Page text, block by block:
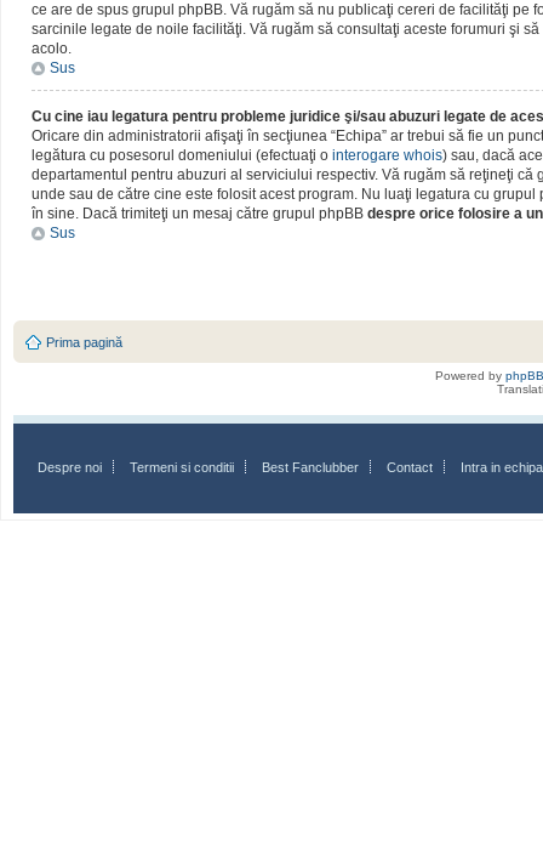
ce are de spus grupul phpBB. Vă rugăm să nu publicaţi cereri de facilităţi
sarcinile legate de noile facilităţi. Vă rugăm să consultaţi aceste forumuri şi
acolo.
Sus
Cu cine iau legatura pentru probleme juridice şi/sau abuzuri legate de
Oricare din administratorii afişaţi în secţiunea “Echipa” ar trebui să fie un
legătura cu posesorul domeniului (efectuaţi o interogare whois) sau, dacă
departamentul pentru abuzuri al serviciului respectiv. Vă rugăm să reţineţi că
unde sau de către cine este folosit acest program. Nu luaţi legatura cu
în sine. Dacă trimiteţi un mesaj către grupul phpBB despre orice folosire a
Sus
Prima pagină
Powered by phpBB
Despre noi Termeni si conditii Best Fanclubber Contact Intra in